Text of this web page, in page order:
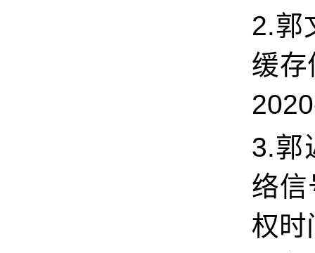
2.郭
缓存
3.郭
络
权时